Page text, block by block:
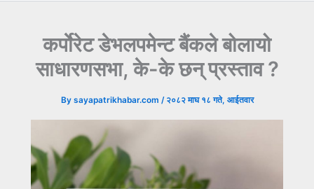
कर्पाेरेट डेभलपमेन्ट बैंकले बोलायो
साधारणसभा, के-के छन् प्रस्ताव ?
By sayapatrikhabar.com / २०८२ माघ १८ गते, आईतवार